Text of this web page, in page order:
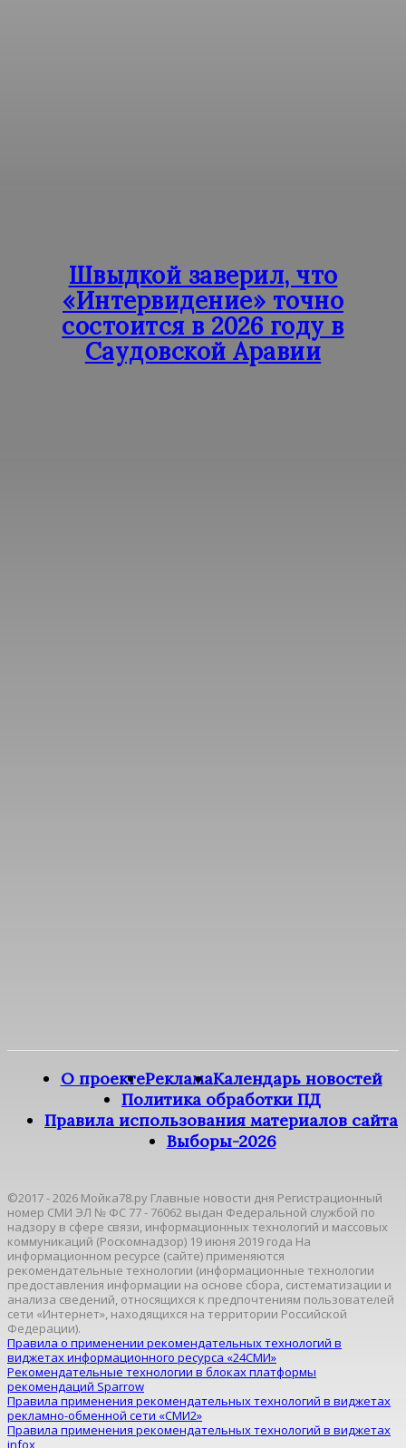
Швыдкой заверил, что
«Интервидение» точно
состоится в 2026 году в
Саудовской Аравии
О проектеРекламаКалендарь новостей
Политика обработки ПД
Правила использования материалов сайта
Выборы-2026
©2017 - 2026 Мойка78.ру Главные новости дня Регистрационный
номер СМИ ЭЛ № ФС 77 - 76062 выдан Федеральной службой по
надзору в сфере связи, информационных технологий и массовых
коммуникаций (Роскомнадзор) 19 июня 2019 года На
информационном ресурсе (сайте) применяются
рекомендательные технологии (информационные технологии
предоставления информации на основе сбора, систематизации и
анализа сведений, относящихся к предпочтениям пользователей
сети «Интернет», находящихся на территории Российской
Федерации).
Правила о применении рекомендательных технологий в
виджетах информационного ресурса «24СМИ»
Рекомендательные технологии в блоках платформы
рекомендаций Sparrow
Правила применения рекомендательных технологий в виджетах
рекламно-обменной сети «СМИ2»
Правила применения рекомендательных технологий в виджетах
infox